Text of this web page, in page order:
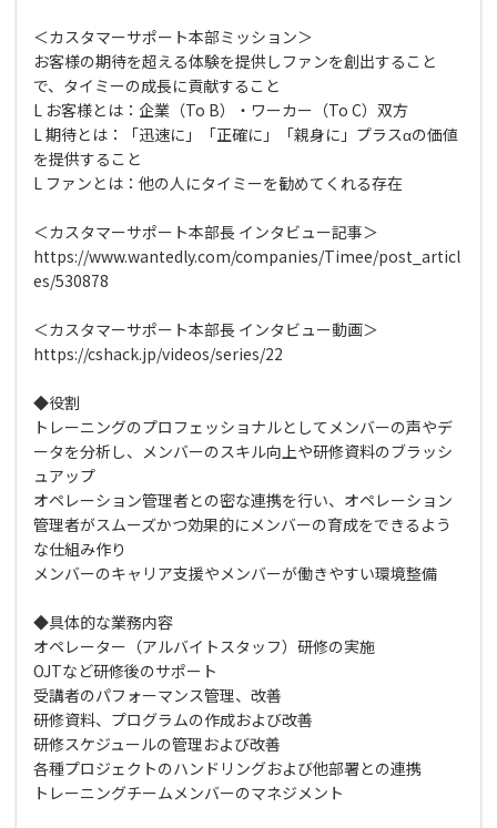
＜カスタマーサポート本部ミッション＞
お客様の期待を超える体験を提供しファンを創出すること
で、タイミーの成長に貢献すること
L お客様とは：企業（To B）・ワーカー（To C）双方
L 期待とは：「迅速に」「正確に」「親身に」プラスαの価値
を提供すること
L ファンとは：他の人にタイミーを勧めてくれる存在
＜カスタマーサポート本部長 インタビュー記事＞
https://www.wantedly.com/companies/Timee/post_articl
es/530878
＜カスタマーサポート本部長 インタビュー動画＞
https://cshack.jp/videos/series/22
◆役割
トレーニングのプロフェッショナルとしてメンバーの声やデ
ータを分析し、メンバーのスキル向上や研修資料のブラッシ
ュアップ
オペレーション管理者との密な連携を行い、オペレーション
管理者がスムーズかつ効果的にメンバーの育成をできるよう
な仕組み作り
メンバーのキャリア支援やメンバーが働きやすい環境整備
◆具体的な業務内容
オペレーター（アルバイトスタッフ）研修の実施
OJTなど研修後のサポート
受講者のパフォーマンス管理、改善
研修資料、プログラムの作成および改善
研修スケジュールの管理および改善
各種プロジェクトのハンドリングおよび他部署との連携
トレーニングチームメンバーのマネジメント